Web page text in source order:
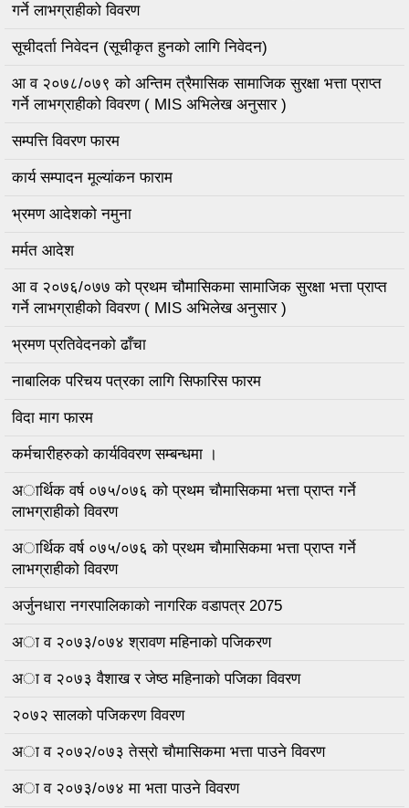
गर्ने लाभग्राहीको विवरण
सूचीदर्ता निवेदन (सूचीकृत हुनको लागि निवेदन)
आ व २०७८/०७९ को अन्तिम त्रैमासिक सामाजिक सुरक्षा भत्ता प्राप्त
गर्ने लाभग्राहीको विवरण ( MIS अभिलेख अनुसार )
सम्पत्ति विवरण फारम
कार्य सम्पादन मूल्यांकन फाराम
भ्रमण आदेशको नमुना
मर्मत आदेश
आ व २०७६/०७७ को प्रथम चौमासिकमा सामाजिक सुरक्षा भत्ता प्राप्त
गर्ने लाभग्राहीको विवरण ( MIS अभिलेख अनुसार )
भ्रमण प्रतिवेदनको ढाँचा
नाबालिक परिचय पत्रका लागि सिफारिस फारम
विदा माग फारम
कर्मचारीहरुको कार्यविवरण सम्बन्धमा ।
अार्थिक वर्ष ०७५/०७६ को प्रथम चाैमासिकमा भत्ता प्राप्त गर्ने
लाभग्राहीको विवरण
अार्थिक वर्ष ०७५/०७६ को प्रथम चाैमासिकमा भत्ता प्राप्त गर्ने
लाभग्राहीको विवरण
अर्जुनधारा नगरपालिकाकाे नागरिक वडापत्र 2075
अा व २०७३/०७४ श्रावण महिनाकाे पजिकरण
अा व २०७३ वैशाख र जेष्ठ महिनाकाे पजिका विवरण
२०७२ सालकाे पजिकरण विवरण
अा व २०७२/०७३ तेस्राे चाैमासिकमा भत्ता पाउने विवरण
अा व २०७३/०७४ मा भता पाउने विवरण